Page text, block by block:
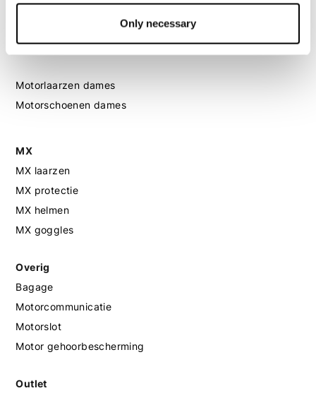
Only necessary
Motorhandschoenen dames
Motorlaarzen dames
Motorschoenen dames
MX
MX laarzen
MX protectie
MX helmen
MX goggles
Overig
Bagage
Motorcommunicatie
Motorslot
Motor gehoorbescherming
Outlet